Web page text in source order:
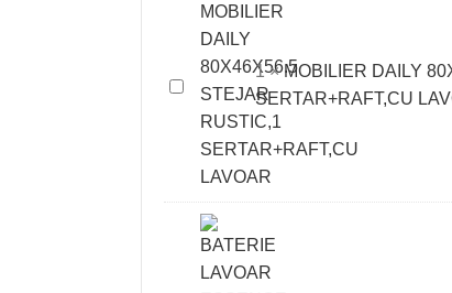
PREPLIN
MOBILIER
DAILY
80X46X56.5
STEJAR
SERTAR+RAFT,CU
LAVOAR
1×MOBILIER DAILY
SERTAR+RAFT,CU